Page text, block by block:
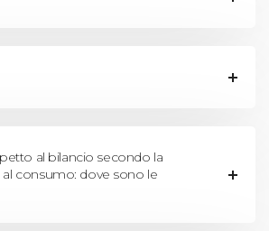
al bilancio secondo la
consumo: dove sono le